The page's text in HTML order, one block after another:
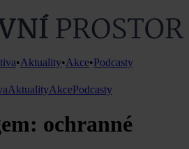
•Aktuality•Akce•Podcasty
AktualityAkcePodcasty
ochranné